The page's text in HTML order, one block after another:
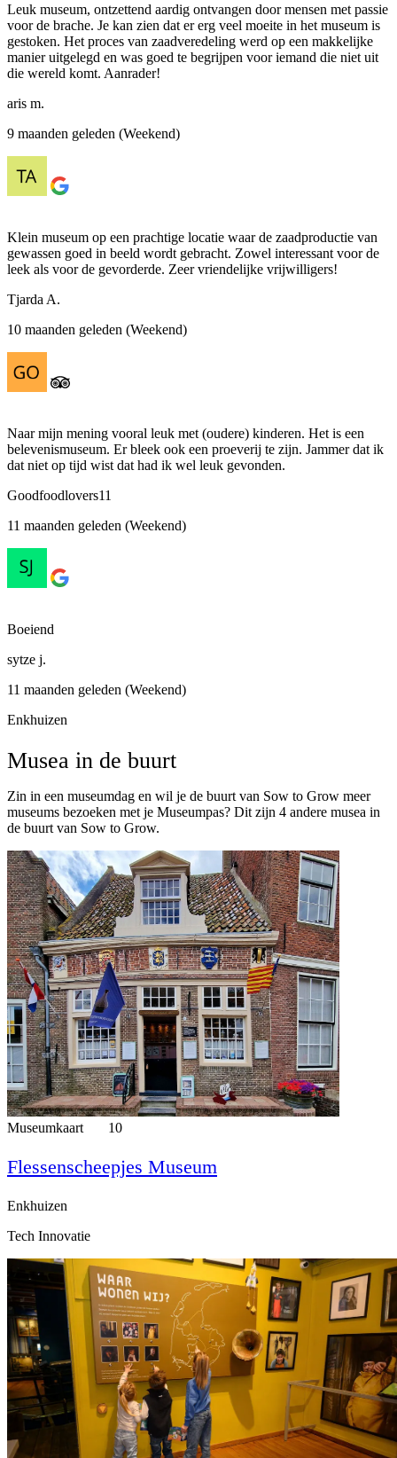
Leuk museum, ontzettend aardig ontvangen door mensen met passie
voor de brache. Je kan zien dat er erg veel moeite in het museum is
gestoken. Het proces van zaadveredeling werd op een makkelijke
manier uitgelegd en was goed te begrijpen voor iemand die niet uit
die wereld komt. Aanrader!
aris m.
9 maanden geleden (Weekend)
Klein museum op een prachtige locatie waar de zaadproductie van
gewassen goed in beeld wordt gebracht. Zowel interessant voor de
leek als voor de gevorderde. Zeer vriendelijke vrijwilligers!
Tjarda A.
10 maanden geleden (Weekend)
Naar mijn mening vooral leuk met (oudere) kinderen. Het is een
belevenismuseum. Er bleek ook een proeverij te zijn. Jammer dat ik
dat niet op tijd wist dat had ik wel leuk gevonden.
Goodfoodlovers11
11 maanden geleden (Weekend)
Boeiend
sytze j.
11 maanden geleden (Weekend)
Enkhuizen
Musea in de buurt
Zin in een museumdag en wil je de buurt van Sow to Grow meer
museums bezoeken met je Museumpas? Dit zijn 4 andere musea in
de buurt van Sow to Grow.
Museumkaart 10
Flessenscheepjes Museum
Enkhuizen
Tech Innovatie